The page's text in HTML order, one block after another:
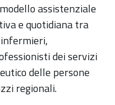
assistenziale
e quotidiana tra
dei servizi
delle persone
regionali.